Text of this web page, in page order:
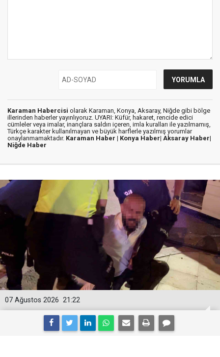
Karaman Habercisi olarak Karaman, Konya, Aksaray, Niğde gibi bölge
illerinden haberler yayınlıyoruz. UYARI: Küfür, hakaret, rencide edici
cümleler veya imalar, inançlara saldırı içeren, imla kuralları ile yazılmamış,
Türkçe karakter kullanılmayan ve büyük harflerle yazılmış yorumlar
onaylanmamaktadır. Karaman Haber | Konya Haber| Aksaray Haber|
Niğde Haber
21:22
07 Ağustos 2026